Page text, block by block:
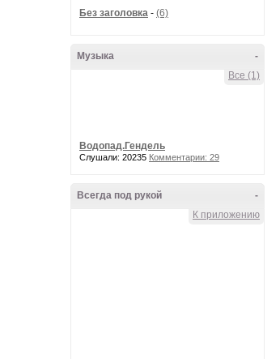
Без заголовка - (6)
-
Музыка
Все (1)
Водопад.Гендель
Слушали: 20235 Комментарии: 29
-
Всегда под рукой
К приложению